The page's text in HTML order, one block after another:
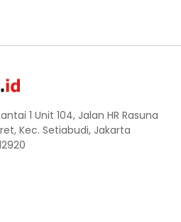
1 Unit 104, Jalan HR Rasuna
Kec. Setiabudi, Jakarta